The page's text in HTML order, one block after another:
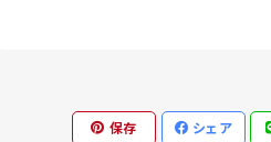
保存 シェア